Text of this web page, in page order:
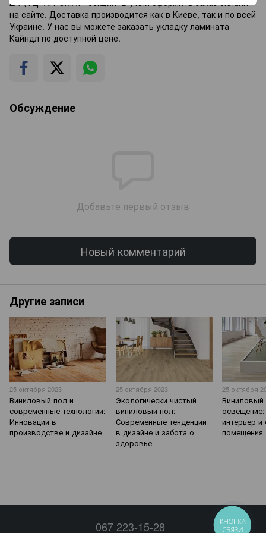
2/1 (ТЦ "АГРОМАТ" секция "В") или оформить заказ онлайн
на сайте. Доставка производится как в Киеве, так и по всей
Украине. У нас вы можете заказать укладку ламината
Кайндл по доступной цене.
Обсуждение
Добавьте первый отзыв
Новый комментарий
Другие записи
25 октября 2023
Виниловый пол и
современные технологии:
Инновации в
производстве и дизайне
25 октября 2023
Экологически чистый
виниловый пол:
Современные тенденции
в дизайне и забота о
здоровье
25 октября
Виниловый
интерьер
помещения
067 223-15-28
КНОПКА
СВЯЗИ